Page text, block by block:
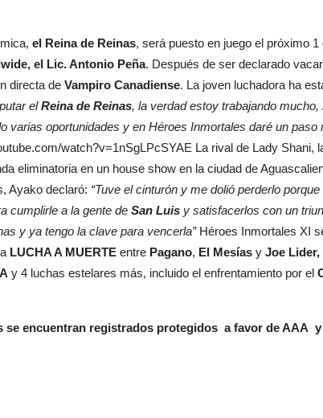
el Reina de Reinas, será puesto en juego el próximo
el Lic. Antonio Peña. Después de ser declarado
directa de Vampiro Canadiense. La joven luchadora ha
elReina de Reinas, la verdad estoy trabajando mucho,
varias oportunidades y en Héroes Inmortales daré un
watch?v=1nSgLPcSYAE La rival de Lady Shani,
eliminatoria en un house show en la ciudad de
Ayako declaró: “Tuve el cinturón y me dolió perderlo
cumplirle a la gente de San Luis y satisfacerlos con un
y ya tengo la clave para vencerla”Héroes Inmortales XI
LUCHA A MUERTE entre Pagano, El Mesías y Joe Lider,
y 4 luchas estelares más, incluido el enfrentamiento por el
se encuentran registrados protegidos a favor de AAA